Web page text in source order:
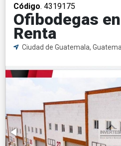
Código. 4319175
Ofibodegas
Renta
Ciudad de Guatemala,